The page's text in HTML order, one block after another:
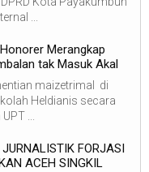
...
Merangkap
tak Masuk Akal
maizetrimal di
Heldianis secara
...
FORJASI
ACEH SINGKIL